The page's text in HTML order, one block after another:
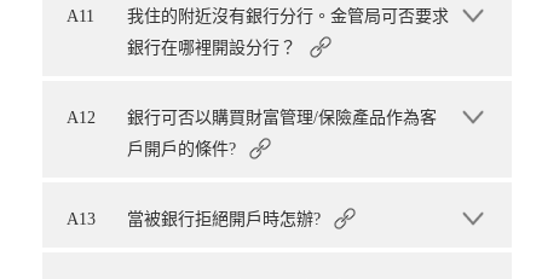
A11
我住的附近沒有銀行分行。金管局可否要求
銀行在哪裡開設分行？
A12
銀行可否以購買財富管理/保險產品作為客
戶開戶的條件?
A13 當被銀行拒絕開戶時怎辦?